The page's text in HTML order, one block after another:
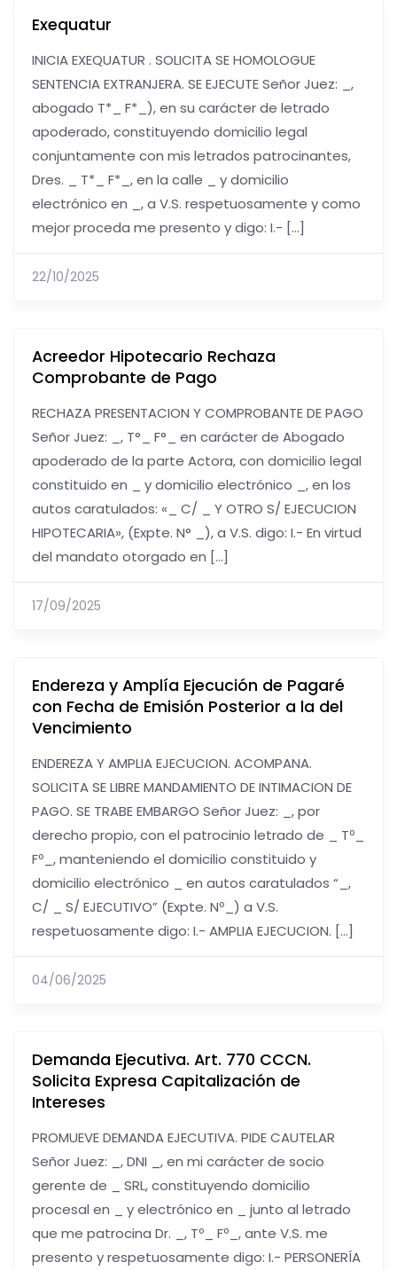
Exequatur
INICIA EXEQUATUR . SOLICITA SE HOMOLOGUE
SENTENCIA EXTRANJERA. SE EJECUTE Señor Juez: _,
abogado T*_ F*_), en su carácter de letrado
apoderado, constituyendo domicilio legal
conjuntamente con mis letrados patrocinantes,
Dres. _ T*_ F*_, en la calle _ y domicilio
electrónico en _, a V.S. respetuosamente y como
mejor proceda me presento y digo: I.- […]
22/10/2025
Acreedor Hipotecario Rechaza
Comprobante de Pago
RECHAZA PRESENTACION Y COMPROBANTE DE PAGO
Señor Juez: _, T°_ F°_ en carácter de Abogado
apoderado de la parte Actora, con domicilio legal
constituido en _ y domicilio electrónico _, en los
autos caratulados: «_ C/ _ Y OTRO S/ EJECUCION
HIPOTECARIA», (Expte. N° _), a V.S. digo: I.- En virtud
del mandato otorgado en […]
17/09/2025
Endereza y Amplía Ejecución de Pagaré
con Fecha de Emisión Posterior a la del
Vencimiento
ENDEREZA Y AMPLIA EJECUCION. ACOMPANA.
SOLICITA SE LIBRE MANDAMIENTO DE INTIMACION DE
PAGO. SE TRABE EMBARGO Señor Juez: _, por
derecho propio, con el patrocinio letrado de _ Tº_
Fº_, manteniendo el domicilio constituido y
domicilio electrónico _ en autos caratulados “_,
C/ _ S/ EJECUTIVO” (Expte. Nº_) a V.S.
respetuosamente digo: I.- AMPLIA EJECUCION. […]
04/06/2025
Demanda Ejecutiva. Art. 770 CCCN.
Solicita Expresa Capitalización de
Intereses
PROMUEVE DEMANDA EJECUTIVA. PIDE CAUTELAR
Señor Juez: _, DNI _, en mi carácter de socio
gerente de _ SRL, constituyendo domicilio
procesal en _ y electrónico en _ junto al letrado
que me patrocina Dr. _, Tº_ Fº_, ante V.S. me
presento y respetuosamente digo: I.- PERSONERÍA